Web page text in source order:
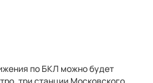
по БКЛ можно будет